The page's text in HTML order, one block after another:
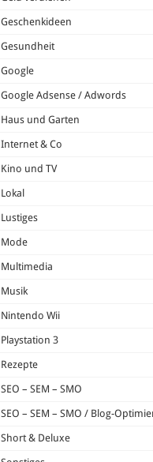
Geschenkideen
Gesundheit
Google
Google Adsense / Adwords
Haus und Garten
Internet & Co
Kino und TV
Lokal
Lustiges
Mode
Multimedia
Musik
Nintendo Wii
Playstation 3
Rezepte
SEO – SEM – SMO
SEO – SEM – SMO / Blog-
Short & Deluxe